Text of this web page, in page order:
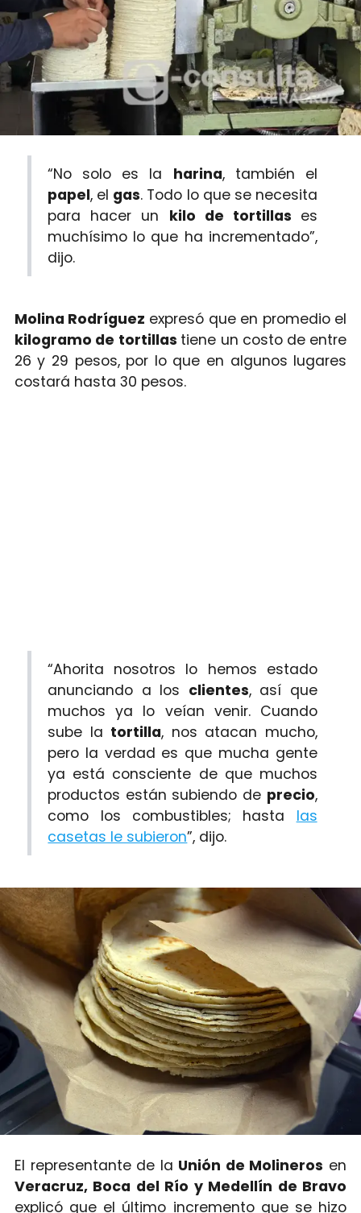
“No solo es la harina, también el
papel, el gas. Todo lo que se necesita
para hacer un kilo de tortillas es
muchísimo lo que ha incrementado”,
dijo.
Molina Rodríguez expresó que en promedio el
kilogramo de tortillas tiene un costo de entre
26 y 29 pesos, por lo que en algunos lugares
costará hasta 30 pesos.
“Ahorita nosotros lo hemos estado
anunciando a los clientes, así que
muchos ya lo veían venir. Cuando
sube la tortilla, nos atacan mucho,
pero la verdad es que mucha gente
ya está consciente de que muchos
productos están subiendo de precio,
como los combustibles; hasta las
casetas le subieron”, dijo.
El representante de la Unión de Molineros en
Veracruz, Boca del Río y Medellín de Bravo
explicó que el último incremento que se hizo